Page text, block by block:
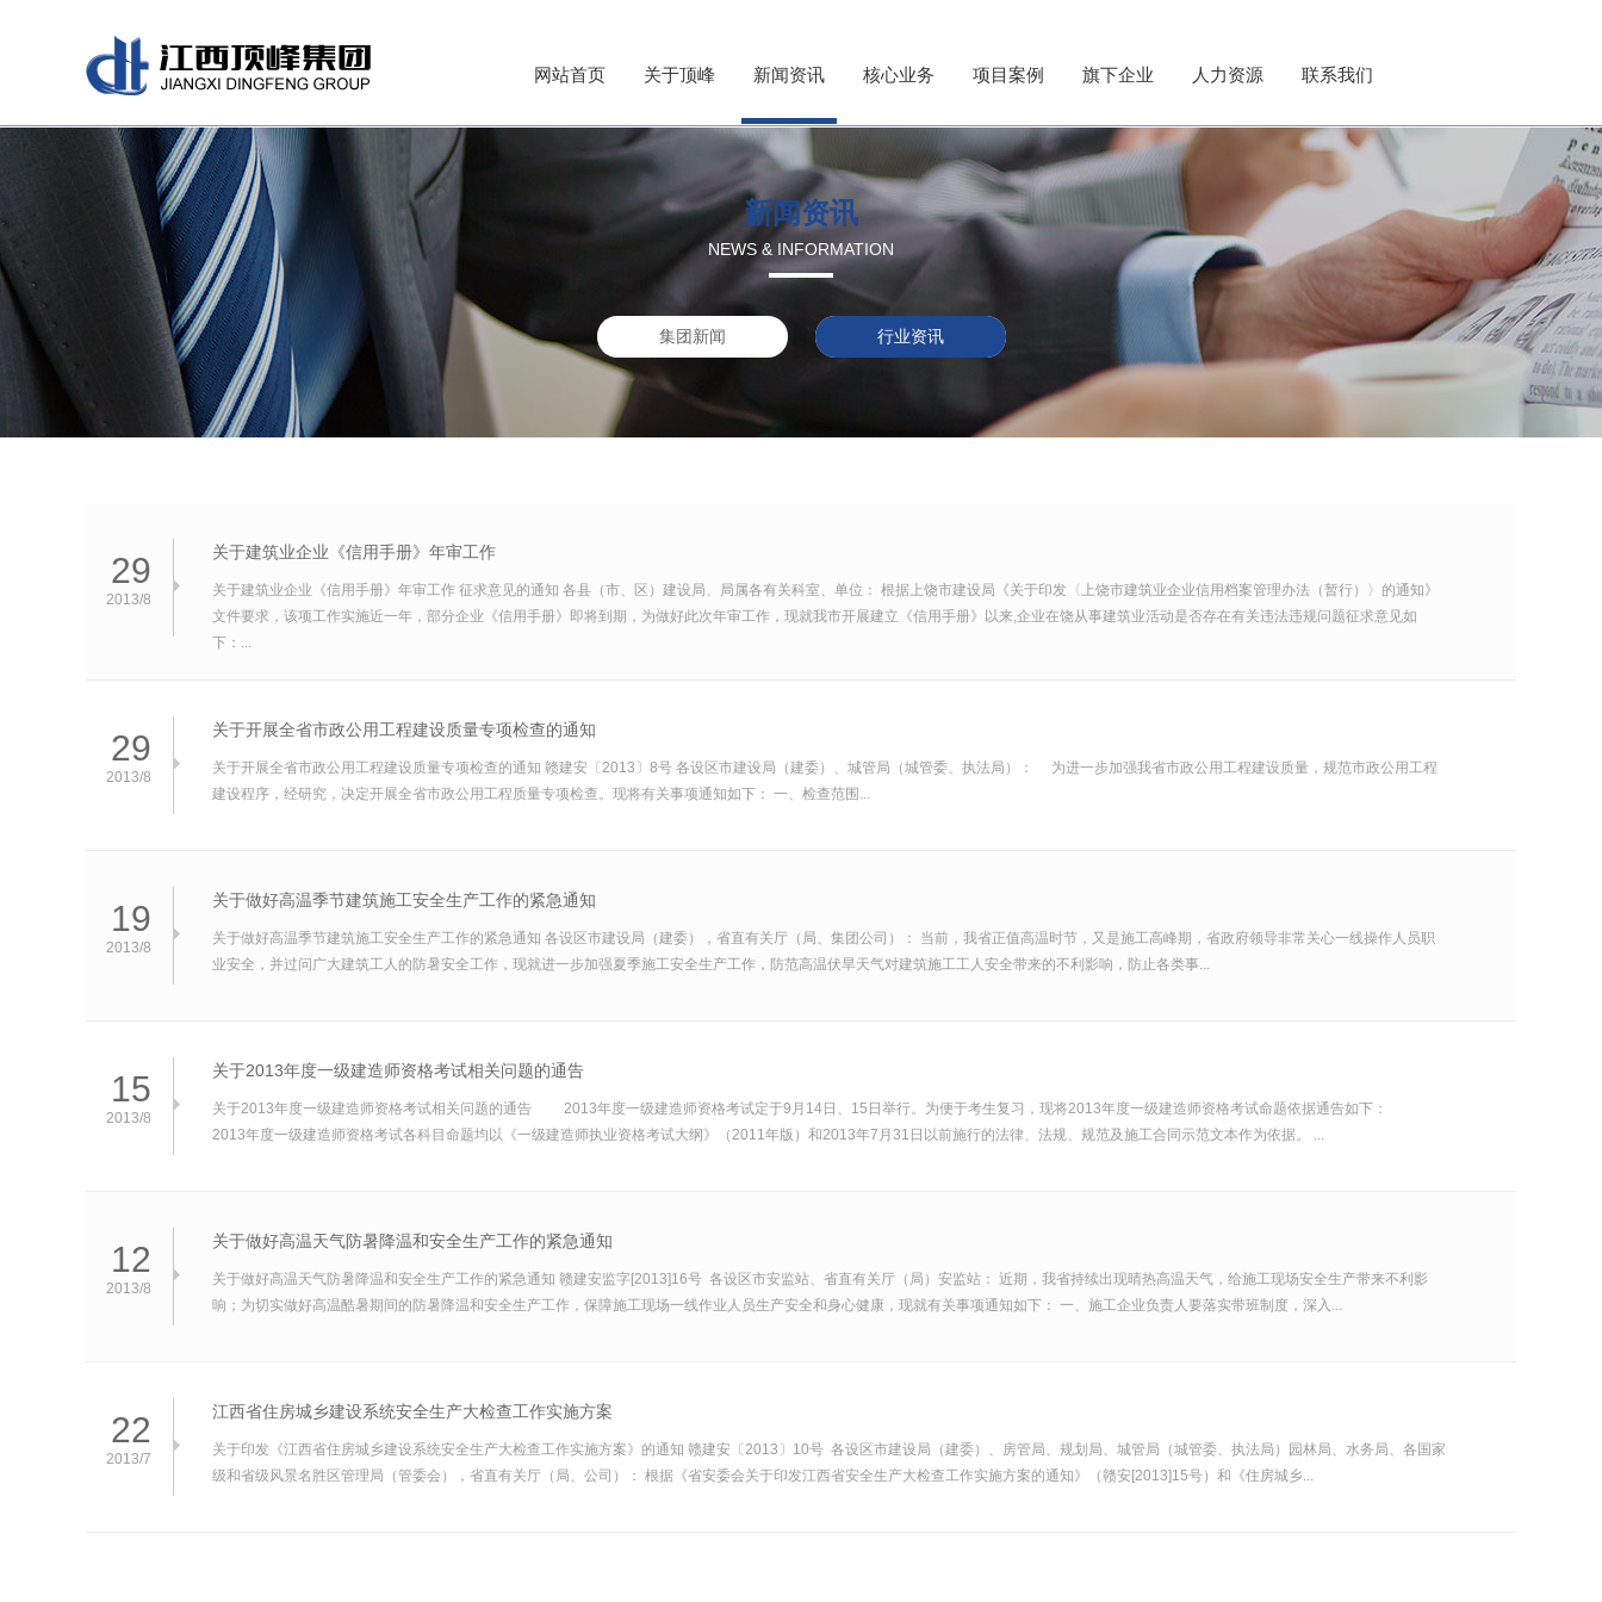
网站首页 关于顶峰 新闻资讯 核心业务 项目案例 旗下企业 人力资源 联系我们
新闻资讯
NEWS & INFORMATION
集团新闻 行业资讯
29
2013/8
关于建筑业企业《信用手册》年审工作
关于建筑业企业《信用手册》年审工作 征求意见的通知 各县（市、区）建设局、局属各有关科室、单位： 根据上饶市建设局《关于印发〈上饶市建筑业企业信用档案管理办法（暂行）〉的通知》
文件要求，该项工作实施近一年，部分企业《信用手册》即将到期，为做好此次年审工作，现就我市开展建立《信用手册》以来,企业在饶从事建筑业活动是否存在有关违法违规问题征求意见如
下：...
29
2013/8
关于开展全省市政公用工程建设质量专项检查的通知
关于开展全省市政公用工程建设质量专项检查的通知 赣建安〔2013〕8号 各设区市建设局（建委）、城管局（城管委、执法局）： 为进一步加强我省市政公用工程建设质量，规范市政公用工程
建设程序，经研究，决定开展全省市政公用工程质量专项检查。现将有关事项通知如下： 一、检查范围...
19
2013/8
关于做好高温季节建筑施工安全生产工作的紧急通知
关于做好高温季节建筑施工安全生产工作的紧急通知 各设区市建设局（建委），省直有关厅（局、集团公司）： 当前，我省正值高温时节，又是施工高峰期，省政府领导非常关心一线操作人员职
业安全，并过问广大建筑工人的防暑安全工作，现就进一步加强夏季施工安全生产工作，防范高温伏旱天气对建筑施工工人安全带来的不利影响，防止各类事...
15
2013/8
关于2013年度一级建造师资格考试相关问题的通告
关于2013年度一级建造师资格考试相关问题的通告 2013年度一级建造师资格考试定于9月14日、15日举行。为便于考生复习，现将2013年度一级建造师资格考试命题依据通告如下：
2013年度一级建造师资格考试各科目命题均以《一级建造师执业资格考试大纲》（2011年版）和2013年7月31日以前施行的法律、法规、规范及施工合同示范文本作为依据。 ...
12
2013/8
关于做好高温天气防暑降温和安全生产工作的紧急通知
关于做好高温天气防暑降温和安全生产工作的紧急通知 赣建安监字[2013]16号 各设区市安监站、省直有关厅（局）安监站： 近期，我省持续出现晴热高温天气，给施工现场安全生产带来不利影
响；为切实做好高温酷暑期间的防暑降温和安全生产工作，保障施工现场一线作业人员生产安全和身心健康，现就有关事项通知如下： 一、施工企业负责人要落实带班制度，深入...
22
2013/7
江西省住房城乡建设系统安全生产大检查工作实施方案
关于印发《江西省住房城乡建设系统安全生产大检查工作实施方案》的通知 赣建安〔2013〕10号 各设区市建设局（建委）、房管局、规划局、城管局（城管委、执法局）园林局、水务局、各国家
级和省级风景名胜区管理局（管委会），省直有关厅（局、公司）： 根据《省安委会关于印发江西省安全生产大检查工作实施方案的通知》（赣安[2013]15号）和《住房城乡...